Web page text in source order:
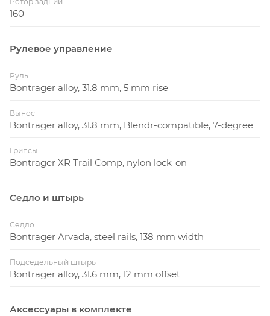
160
Рулевое управление
Руль
Bontrager alloy, 31.8 mm, 5 mm rise
Вынос
Bontrager alloy, 31.8 mm, Blendr-compatible, 7-degree
Грипсы
Bontrager XR Trail Comp, nylon lock-on
Седло и штырь
Седло
Bontrager Arvada, steel rails, 138 mm width
Подседельный штырь
Bontrager alloy, 31.6 mm, 12 mm offset
Аксессуары в комплекте